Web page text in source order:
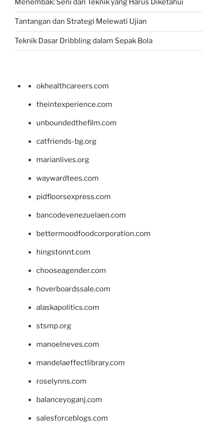
Menembak: Seni dan Teknik yang Harus Diketahui
Tantangan dan Strategi Melewati Ujian
Teknik Dasar Dribbling dalam Sepak Bola
okhealthcareers.com
theintexperience.com
unboundedthefilm.com
catfriends-bg.org
marianlives.org
waywardtees.com
pidfloorsexpress.com
bancodevenezuelaen.com
bettermoodfoodcorporation.com
hingstonnt.com
chooseagender.com
hoverboardssale.com
alaskapolitics.com
stsmp.org
manoelneves.com
mandelaeffectlibrary.com
roselynns.com
balanceyoganj.com
salesforceblogs.com